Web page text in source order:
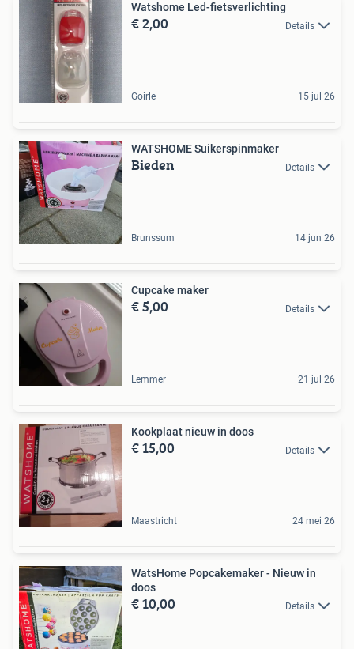
Watshome Led-fietsverlichting
€ 2,00 Details
Goirle 15 jul 26
WATSHOME Suikerspinmaker
Bieden Details
Brunssum 14 jun 26
Cupcake maker
€ 5,00 Details
Lemmer 21 jul 26
Kookplaat nieuw in doos
€ 15,00 Details
Maastricht 24 mei 26
WatsHome Popcakemaker - Nieuw in
doos
€ 10,00 Details